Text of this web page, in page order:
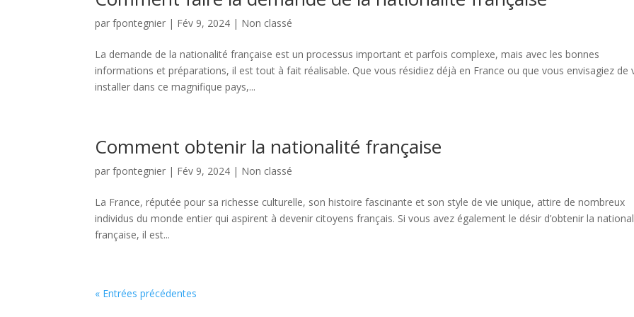
parfpontegnier | Fév 9, 2024 | Non classé
La demande de la nationalité française est un processus important et parfois complexe, mais avec les bonnes
informations et préparations, il est tout à fait réalisable. Que vous résidiez déjà en France ou que vous envisagiez de
installer dans ce magnifique pays,...
Comment obtenir la nationalité française
parfpontegnier | Fév 9, 2024 | Non classé
La France, réputée pour sa richesse culturelle, son histoire fascinante et son style de vie unique, attire de nombreux
individus du monde entier qui aspirent à devenir citoyens français. Si vous avez également le désir d’obtenir la
française, il est...
« Entrées précédentes